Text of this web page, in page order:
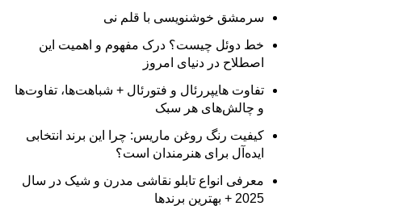
سرمشق خوشنویسی با قلم نی
خط دوئل چیست؟ درک مفهوم و اهمیت این
اصطلاح در دنیای امروز
تفاوت هایپررئال و فتورئال + شباهت‌ها، تفاوت‌ها
و چالش‌های هر سبک
کیفیت رنگ روغن ماریس: چرا این برند انتخابی
ایده‌آل برای هنرمندان است؟
معرفی انواع تابلو نقاشی مدرن و شیک در سال
2025 + بهترین برندها